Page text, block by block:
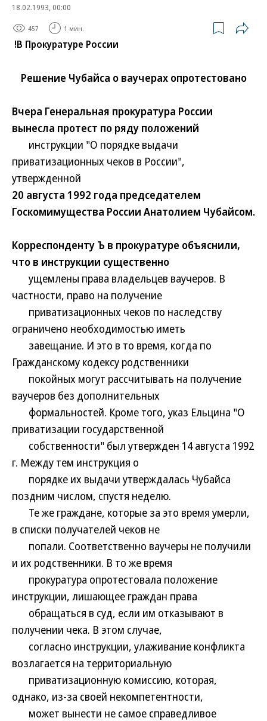
18.02.1993, 00:00
457 1 мин.
!В Прокуратуре России
Решение Чубайса о ваучерах опротестовано
Вчера Генеральная прокуратура России
вынесла протест по ряду положений
инструкции "О порядке выдачи
приватизационных чеков в России",
утвержденной
20 августа 1992 года председателем
Госкомимущества России Анатолием Чубайсом.
Корреспонденту Ъ в прокуратуре объяснили,
что в инструкции существенно
ущемлены права владельцев ваучеров. В
частности, право на получение
приватизационных чеков по наследству
ограничено необходимостью иметь
завещание. И это в то время, когда по
Гражданскому кодексу родственники
покойных могут рассчитывать на получение
ваучеров без дополнительных
формальностей. Кроме того, указ Ельцина "О
приватизации государственной
собственности" был утвержден 14 августа 1992
г. Между тем инструкция о
порядке их выдачи утверждалась Чубайса
поздним числом, спустя неделю.
Те же граждане, которые за это время умерли,
в списки получателей чеков не
попали. Соответственно ваучеры не получили
и их родственники. В то же время
прокуратура опротестовала положение
инструкции, лишающее граждан права
обращаться в суд, если им отказывают в
получении чека. В этом случае,
согласно инструкции, улаживание конфликта
возлагается на территориальную
приватизационную комиссию, которая,
однако, из-за своей некомпетентности,
может вынести не самое справедливое